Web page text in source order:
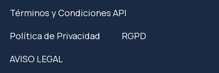
Términos y Condiciones API
Política de Privacidad
RGPD
AVISO LEGAL